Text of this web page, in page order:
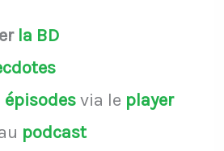
la BD
épisodesvia le player
podcast